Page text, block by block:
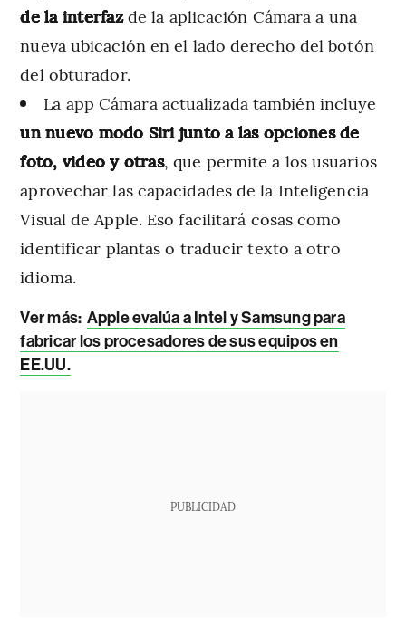
de la interfazde la aplicación Cámara a una
nueva ubicación en el lado derecho del botón
del obturador.
La app Cámara actualizada también incluye
un nuevo modo Siri junto a las opciones de
foto, video y otras, que permite a los usuarios
aprovechar las capacidades de la Inteligencia
Visual de Apple. Eso facilitará cosas como
identificar plantas o traducir texto a otro
idioma.
Ver más: Apple evalúa a Intel y Samsung para
fabricar los procesadores de sus equipos en
EE.UU.
PUBLICIDAD